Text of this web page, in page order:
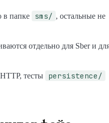
в папке sms/ , остальные не
отдельно для Sber и
тесты persistence/